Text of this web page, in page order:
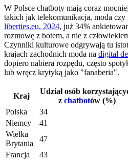
W Polsce chatboty mają coraz
takich jak telekomunikacja, moda czy
liberties.eu, 2024, już 34%
rozmowę z botem, a nie z
Czynniki kulturowe odgrywają tu
krajach zachodnich moda na digital
dopiero nabiera rozpędu, często
lub wręcz krytyką jako "fanaberia".
Kraj
Udział osób
z chatbotów (%)
Polska
34
Niemcy
41
Wielka
Brytania
47
Francja
43